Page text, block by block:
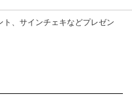
ト、サインチェキなどプレゼン